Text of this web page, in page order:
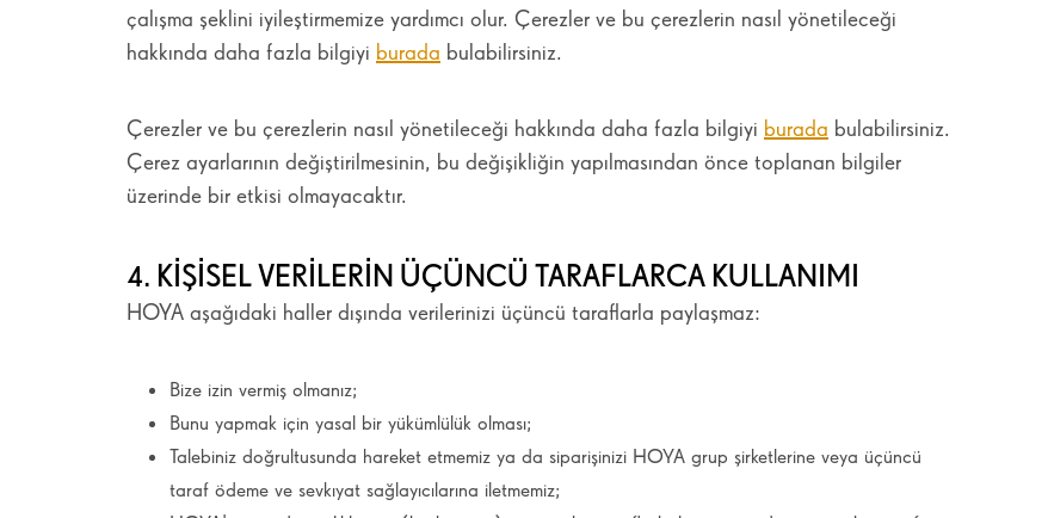
çalışma şeklini iyileştirmemize yardımcı olur. Çerezler ve bu çerezlerin nasıl yönetileceği
hakkında daha fazla bilgiyi burada bulabilirsiniz.
Çerezler ve bu çerezlerin nasıl yönetileceği hakkında daha fazla bilgiyi burada bulabilirsiniz.
Çerez ayarlarının değiştirilmesinin, bu değişikliğin yapılmasından önce toplanan bilgiler
üzerinde bir etkisi olmayacaktır.
4. KIŞISEL VERILERIN ÜÇÜNCÜ TARAFLARCA KULLANIMI
HOYA aşağıdaki haller dışında verilerinizi üçüncü taraflarla paylaşmaz:
Bize izin vermiş olmanız;
Bunu yapmak için yasal bir yükümlülük olması;
Talebiniz doğrultusunda hareket etmemiz ya da siparişinizi HOYA grup şirketlerine veya üçüncü
taraf ödeme ve sevkıyat sağlayıcılarına iletmemiz;